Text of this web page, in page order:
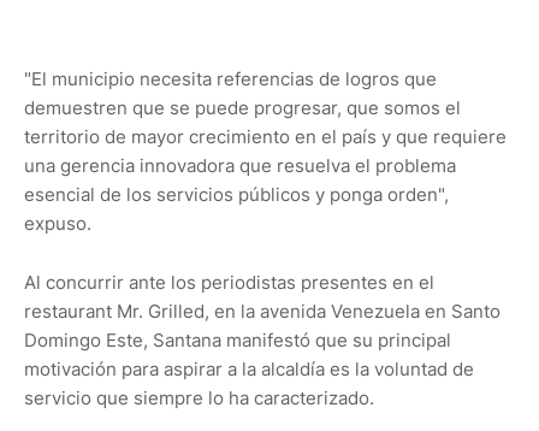
"El municipio necesita referencias de logros que
demuestren que se puede progresar, que somos el
territorio de mayor crecimiento en el país y que requiere
una gerencia innovadora que resuelva el problema
esencial de los servicios públicos y ponga orden",
expuso.
Al concurrir ante los periodistas presentes en el
restaurant Mr. Grilled, en la avenida Venezuela en Santo
Domingo Este, Santana manifestó que su principal
motivación para aspirar a la alcaldía es la voluntad de
servicio que siempre lo ha caracterizado.